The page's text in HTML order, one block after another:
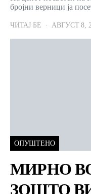
бројни верници ја
ЧИТАЈ БЕ АВГУСТ 8,
ОПУШТЕНО
МИРНО
ЗОШТО